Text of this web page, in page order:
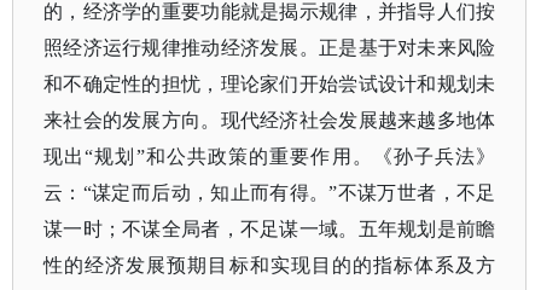
的，经济学的重要功能就是揭示规律，并指导人们按
照经济运行规律推动经济发展。正是基于对未来风险
和不确定性的担忧，理论家们开始尝试设计和规划未
来社会的发展方向。现代经济社会发展越来越多地体
现出“规划”和公共政策的重要作用。《孙子兵法》
云：“谋定而后动，知止而有得。”不谋万世者，不足
谋一时；不谋全局者，不足谋一域。五年规划是前瞻
性的经济发展预期目标和实现目的的指标体系及方